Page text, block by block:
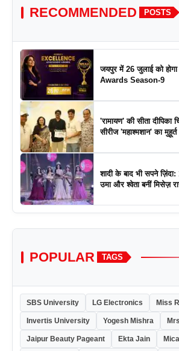
RECOMMENDED POSTS
जयपुर में 26 जुलाई को
Awards Season-9
'रामायण' की सीता दीपिका
सीरीज 'महाश्मशान' का मुहूर्त
शादी के बाद भी सपने
उमा और श्वेता बनीं मिसेज़
POPULAR TAGS
SBS University LG Electronics Miss
Invertis University Yogesh Mishra
Jaipur Beauty Pageant Ekta Jain Mica